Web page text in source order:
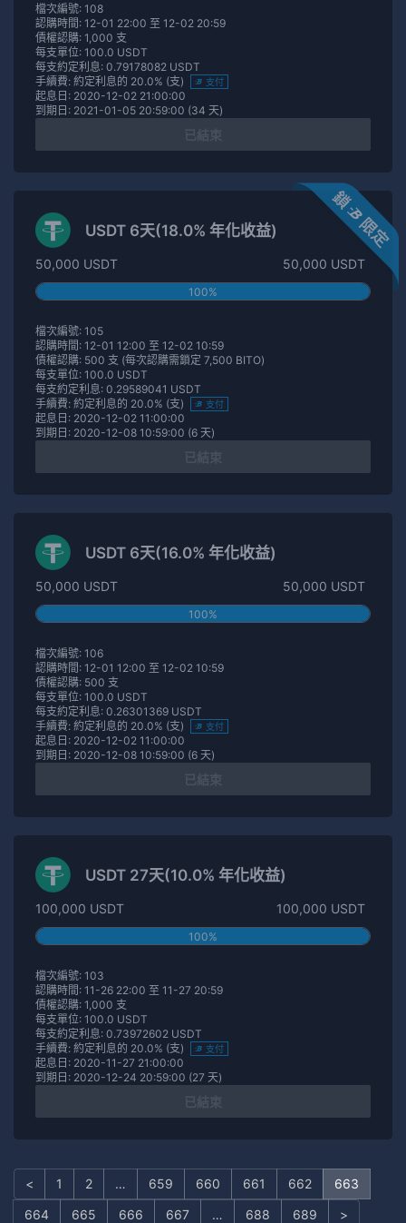
檔次編號: 108
認購時間: 12-01 22:00 至 12-02 20:59
債權認購: 1,000 支
每支單位: 100.0 USDT
每支約定利息: 0.79178082 USDT
手續費: 約定利息的 20.0% (支)
支付
起息日: 2020-12-02 21:00:00
到期日: 2021-01-05 20:59:00 (34 天)
USDT 6天(18.0% 年化收益)
50,000 USDT 50,000 USDT
100%
檔次編號: 105
認購時間: 12-01 12:00 至 12-02 10:59
債權認購: 500 支 (每次認購需鎖定 7,500 BITO)
每支單位: 100.0 USDT
每支約定利息: 0.29589041 USDT
手續費: 約定利息的 20.0% (支)
支付
起息日: 2020-12-02 11:00:00
到期日: 2020-12-08 10:59:00 (6 天)
USDT 6天(16.0% 年化收益)
50,000 USDT 50,000 USDT
100%
檔次編號: 106
認購時間: 12-01 12:00 至 12-02 10:59
債權認購: 500 支
每支單位: 100.0 USDT
每支約定利息: 0.26301369 USDT
手續費: 約定利息的 20.0% (支)
支付
起息日: 2020-12-02 11:00:00
到期日: 2020-12-08 10:59:00 (6 天)
USDT 27天(10.0% 年化收益)
100,000 USDT 100,000 USDT
100%
檔次編號: 103
認購時間: 11-26 22:00 至 11-27 20:59
債權認購: 1,000 支
每支單位: 100.0 USDT
每支約定利息: 0.73972602 USDT
手續費: 約定利息的 20.0% (支)
支付
起息日: 2020-11-27 21:00:00
到期日: 2020-12-24 20:59:00 (27 天)
< 1 2 … 659 660 661 662
663
664
665 666 667 … 688 689 >